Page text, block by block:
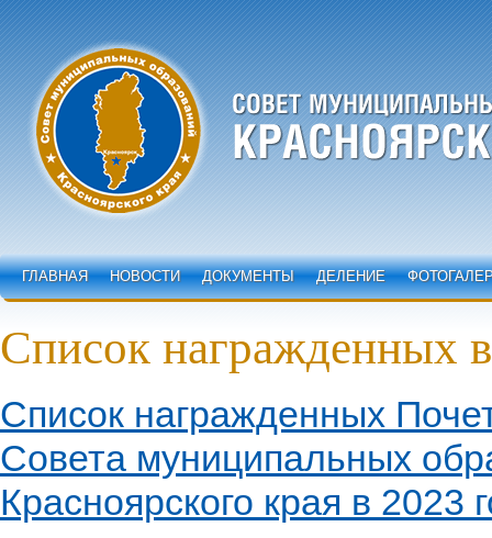
ГЛАВНАЯ НОВОСТИ ДОКУМЕНТЫ ДЕЛЕНИЕ
Список награжденных
Список награжденных
Совета муниципальных
Красноярского края в 2023